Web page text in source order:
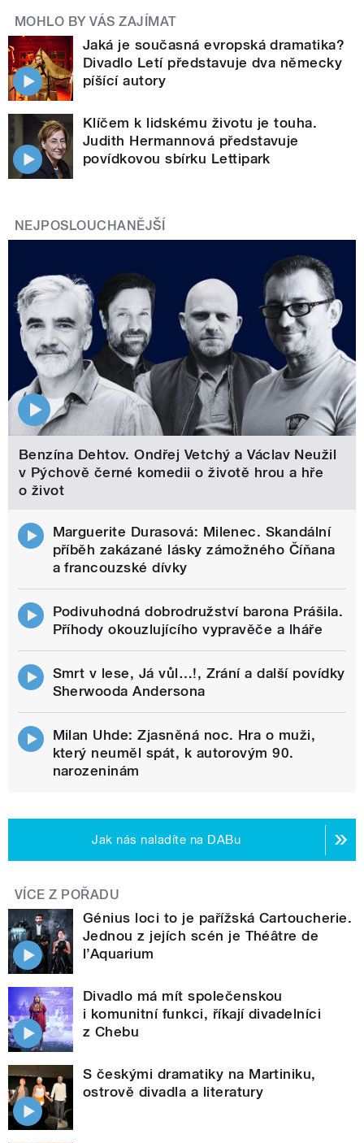
MOHLO BY VÁS ZAJÍMAT
Jaká je současná evropská dramatika?
Divadlo Letí představuje dva německy
píšící autory
Klíčem k lidskému životu je touha.
Judith Hermannová představuje
povídkovou sbírku Lettipark
NEJPOSLOUCHANĚJŠÍ
Benzína Dehtov. Ondřej Vetchý a Václav Neužil
v Pýchově černé komedii o životě hrou a hře
o život
Marguerite Durasová: Milenec. Skandální
příběh zakázané lásky zámožného Číňana
a francouzské dívky
Podivuhodná dobrodružství barona Prášila.
Příhody okouzlujícího vypravěče a lháře
Smrt v lese, Já vůl…!, Zrání a další povídky
Sherwooda Andersona
Milan Uhde: Zjasněná noc. Hra o muži,
který neuměl spát, k autorovým 90.
narozeninám
Jak nás naladíte na DABu
VÍCE Z POŘADU
Génius loci to je pařížská Cartoucherie.
Jednou z jejích scén je Théâtre de
l’Aquarium
Divadlo má mít společenskou
i komunitní funkci, říkají divadelníci
z Chebu
S českými dramatiky na Martiniku,
ostrově divadla a literatury